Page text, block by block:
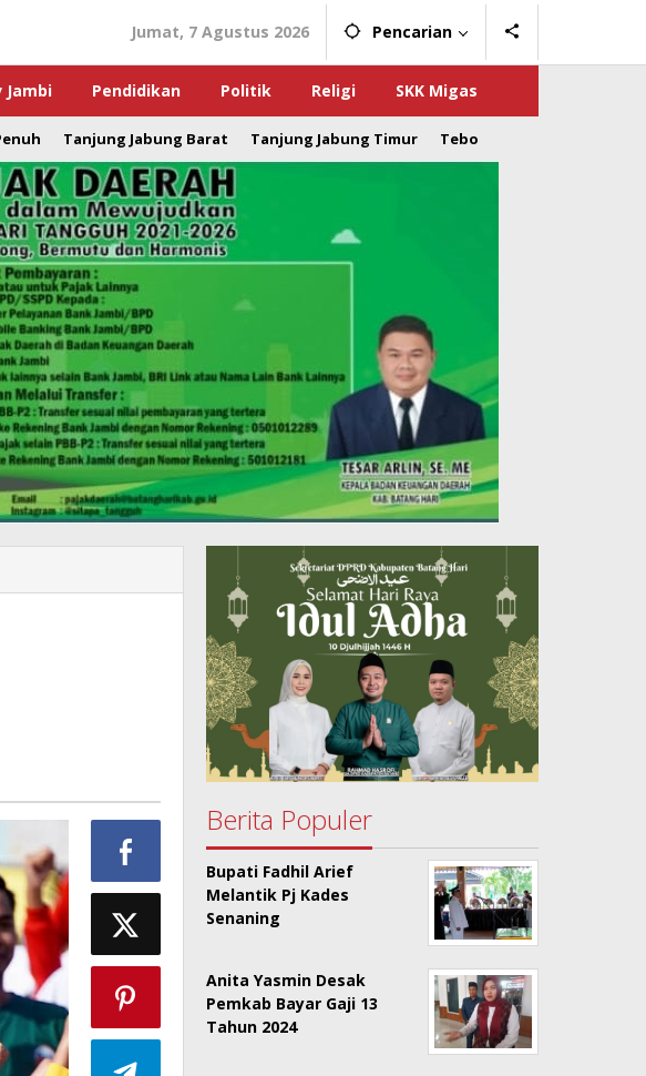
Jumat, 7 Agustus 2026 Pencarian
Jambi Pendidikan Politik Religi SKK Migas
Tanjung Jabung Barat Tanjung Jabung Timur Tebo
Berita Populer
Bupati Fadhil Arief
Melantik Pj Kades
Senaning
Anita Yasmin Desak
Pemkab Bayar Gaji 13
Tahun 2024